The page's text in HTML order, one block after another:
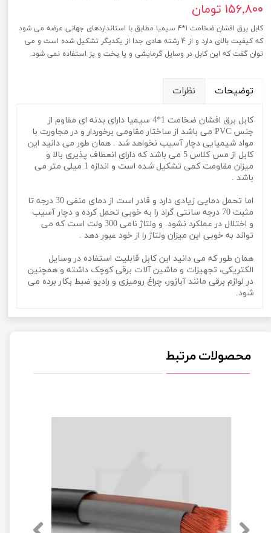
۱۵۶,۸۰۰ تومان
کابل برق افشان ضخامت 1*4 سیمیا مطابق با استانداردهای جهانی عرضه می شود
که کیفیت بالای دارد و از 4 رشته هادی جدا از یکدیگر تشکیل شده است و می
توان گفت که این کابل در وسایل گرمایشی و یا پخت و پز استفاده نمی شود.
توضیحات نظرات
کابل برق افشان ضخامت 1*4 سیمیا دارای بدنه ای مقاوم از
جنس PVC می باشد از ساختار مقاومی برخوردار و در مجاورت با
مواد شیمیایی دچار آسیب نخواهد شد . همان طور می دانید این
کابل از مس کلاس 5 می باشد که دارای انعطاف پذیری بالا و
میزان مقاومت کمی تشکیل شده است و اندازه 1 میلی متر می
باشد .
اما تحمل دمایی زیادی دارد و قادر است از دمای منفی 30 درجه تا
مثبت 70 درجه سانتی گراد را به خوبی تحمل کرده و دچار آسیب
و اختلال در عملکرد نشود. و ولتاژ نامی 300 ولت است که می
تواند به خوبی این میزان ولتاژ را از خود عبور دهد .
همان طور که می دانید این کابل قابلیت استفاده در وسایل
الکتریکی، تجهیزات و ماشین آلات برقی کوچک داشته و همچنین
در لوازم برقی مانند آباژور، چراغ رومیزی و رادیو ضبط بکار برده می
شود.
محصولات مرتبط